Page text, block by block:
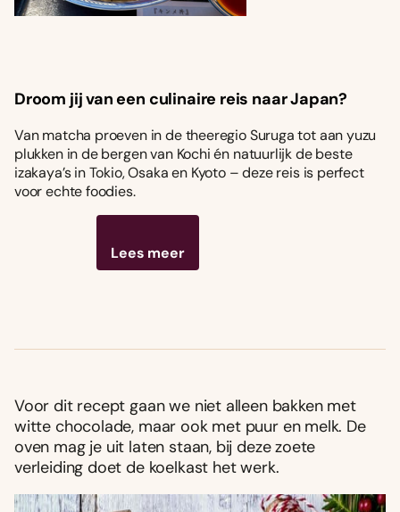
Droom jij van een culinaire reis naar Japan?
Van matcha proeven in de theeregio Suruga tot aan yuzu
plukken in de bergen van Kochi én natuurlijk de beste
izakaya’s in Tokio, Osaka en Kyoto – deze reis is perfect
voor echte foodies.
Lees meer
Voor dit recept gaan we niet alleen bakken met
witte chocolade, maar ook met puur en melk. De
oven mag je uit laten staan, bij deze zoete
verleiding doet de koelkast het werk.